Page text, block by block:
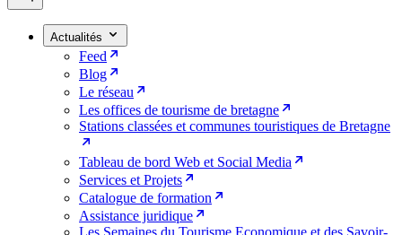
Actualités
Feed
Blog
Le réseau
Les offices de tourisme de bretagne
Stations classées et communes touristiques de Bretagne
Tableau de bord Web et Social Media
Services et Projets
Catalogue de formation
Assistance juridique
Les Semaines du Tourisme Economique et des Savoir-